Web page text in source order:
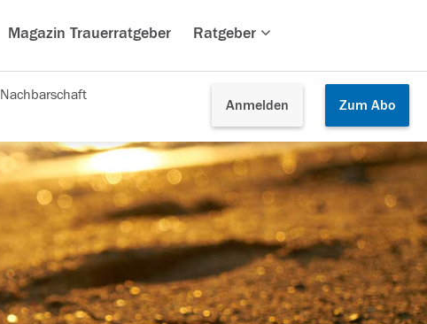
Magazin Trauerratgeber Ratgeber
Anmelden Zum Abo
Nachbarschaft